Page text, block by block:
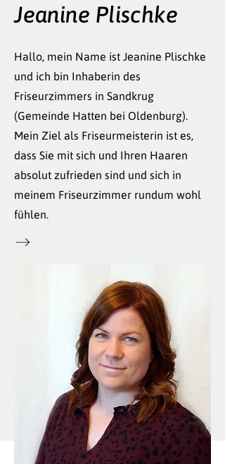
Jeanine Plischke
Hallo, mein Name ist Jeanine Plischke
und ich bin Inhaberin des
Friseurzimmers in Sandkrug
(Gemeinde Hatten bei Oldenburg).
Mein Ziel als Friseurmeisterin ist es,
dass Sie mit sich und Ihren Haaren
absolut zufrieden sind und sich in
meinem Friseurzimmer rundum wohl
fühlen.